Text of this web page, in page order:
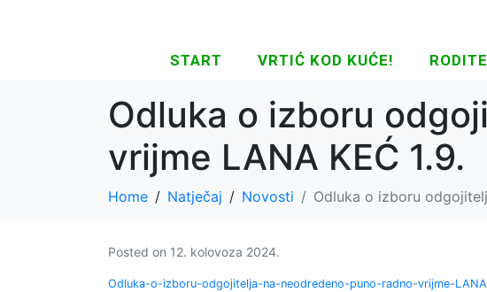
START VRTIĆ KOD KUĆE!
Odluka o izboru
vrijme LANA KEĆ 1.9.
Home Natječaj Novosti Odluka o izboru
Posted on 12. kolovoza 2024.
Odluka-o-izboru-odgojitelja-na-neodredeno-puno-radno-vrijme-